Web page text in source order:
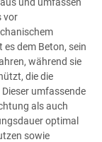
vor
dem Beton, sein
während sie
die die
umfassende
als auch
optimal
sowie